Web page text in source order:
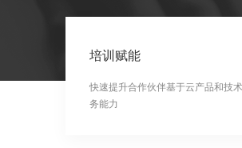
培训赋能
快速提升合作伙伴基于云产品和技
务能力